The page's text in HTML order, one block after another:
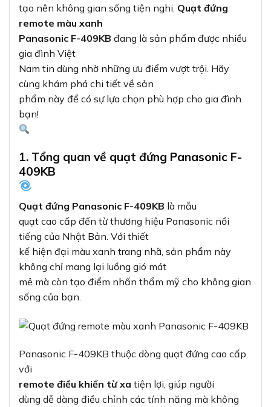
tạo nên không gian sống tiện nghi. Quạt đứng
remote màu xanh
Panasonic F-409KB đang là sản phẩm được nhiều
gia đình Việt
Nam tin dùng nhờ những ưu điểm vượt trội. Hãy
cùng khám phá chi tiết về sản
phẩm này để có sự lựa chọn phù hợp cho gia đình
bạn!
1. Tổng quan về quạt đứng Panasonic F-
409KB
Quạt đứng Panasonic F-409KB là mẫu
quạt cao cấp đến từ thương hiệu Panasonic nổi
tiếng của Nhật Bản. Với thiết
kế hiện đại màu xanh trang nhã, sản phẩm này
không chỉ mang lại luồng gió mát
mẻ mà còn tạo điểm nhấn thẩm mỹ cho không gian
sống của bạn.
Panasonic F-409KB thuộc dòng quạt đứng cao cấp
với
remote điều khiển từ xa tiện lợi, giúp người
dùng dễ dàng điều chỉnh các tính năng mà không